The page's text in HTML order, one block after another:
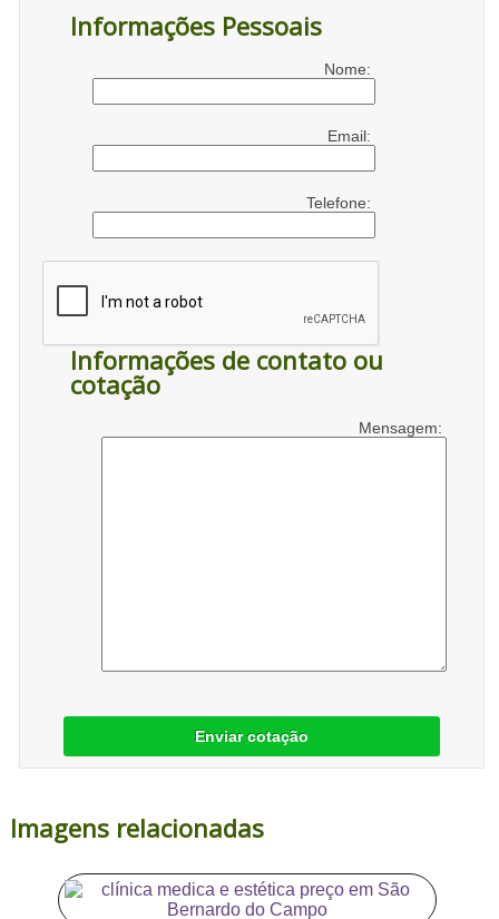
Informações Pessoais
Nome:
Email:
Telefone:
Informações de contato ou
cotação
Mensagem:
Enviar cotação
Imagens relacionadas